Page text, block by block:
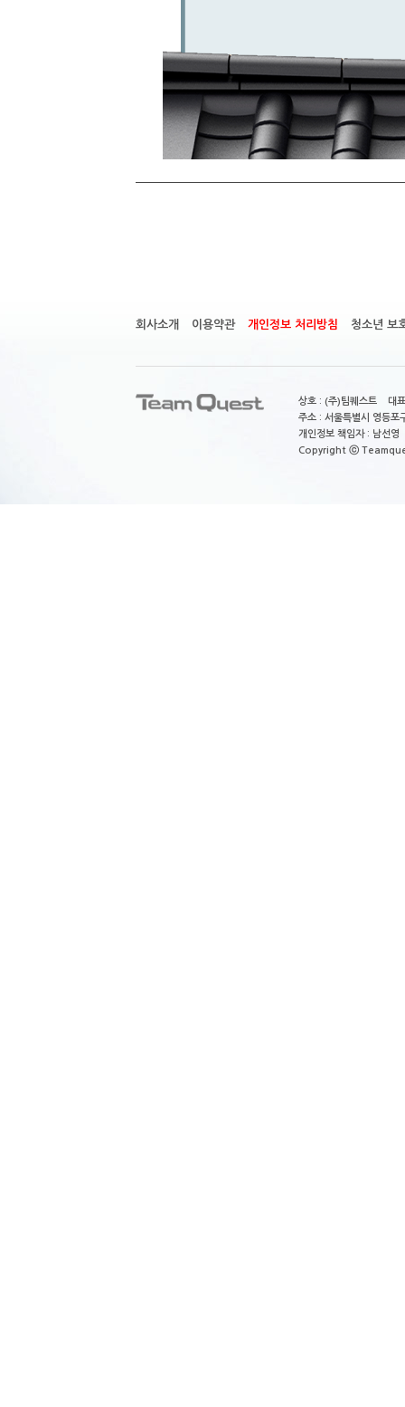
회사소개 이용약관 개인정보 처리방침 청소년 보
상호 : (주)팀퀘스트 대
주소 : 서울특별시 영등
개인정보 책임자 : 남
Copyright ⓒ